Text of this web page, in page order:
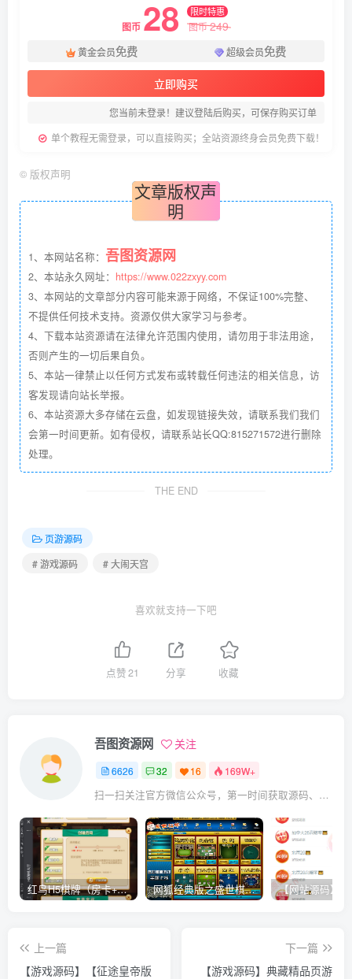
图币 28 限时特惠
图币249
黄金会员免费 超级会员免费
立即购买
您当前未登录！建议登陆后购买，可保存购买订单
单个教程无需登录，可以直接购买；全站资源终身会员免费下载！
© 版权声明
文章版权声
明
1、本网站名称： 吾图资源网
2、本站永久网址： https://www.022zxyy.com
3、本网站的文章部分内容可能来源于网络，不保证100%完整、
不提供任何技术支持。资源仅供大家学习与参考。
4、下载本站资源请在法律允许范围内使用，请勿用于非法用途，
否则产生的一切后果自负。
5、本站一律禁止以任何方式发布或转载任何违法的相关信息，访
客发现请向站长举报。
6、本站资源大多存储在云盘，如发现链接失效，请联系我们我们
会第一时间更新。如有侵权，请联系站长QQ:815271572进行删除
处理。
THE END
页游源码
# 游戏源码
# 大闹天宫
喜欢就支持一下吧
点赞21 分享 收藏
吾图资源网 关注
6626 32 16 169W+
扫一扫关注官方微信公众号，第一时间获取源码、网赚项目资源教程，自媒体等知识干货，让互联网创业赚钱更简单。
红鸟H5棋牌（房卡+金币）全套双模式游戏源码 网狐经典版之盛世棋牌完整游戏源码（包含文档、架设教程、网站、源代码等）
上一篇
【游戏源码】【征途皇帝版
下一篇
【游戏源码】典藏精品页游